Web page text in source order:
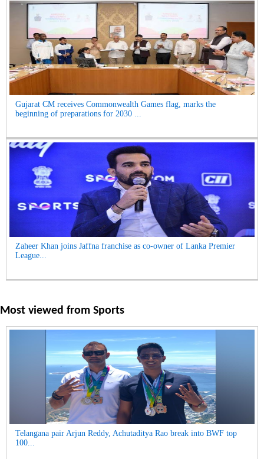
Gujarat CM receives Commonwealth Games flag, marks the
beginning of preparations for 2030 ...
Zaheer Khan joins Jaffna franchise as co-owner of Lanka Premier
League...
Most viewed from Sports
Telangana pair Arjun Reddy, Achutaditya Rao break into BWF top
100...